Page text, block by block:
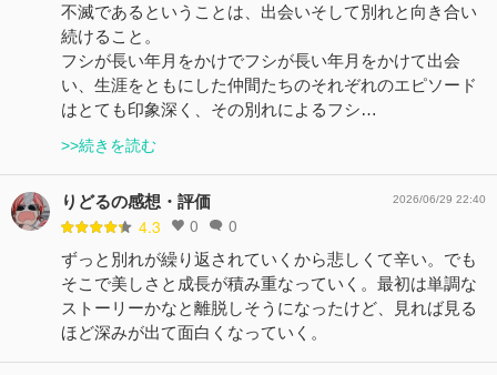
不滅であるということは、出会いそして別れと向き合い
続けること。
フシが長い年月をかけでフシが長い年月をかけて出会
い、生涯をともにした仲間たちのそれぞれのエピソード
はとても印象深く、その別れによるフシ…
>>続きを読む
りどるの感想・評価
4.3 0 0
2026/06/29 22:40
ずっと別れが繰り返されていくから悲しくて辛い。でも
そこで美しさと成長が積み重なっていく。最初は単調な
ストーリーかなと離脱しそうになったけど、見れば見る
ほど深みが出て面白くなっていく。